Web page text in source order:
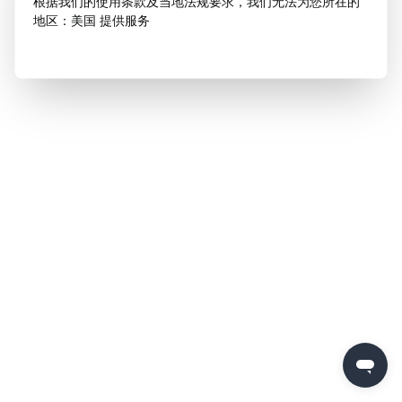
地区：美国 提供服务